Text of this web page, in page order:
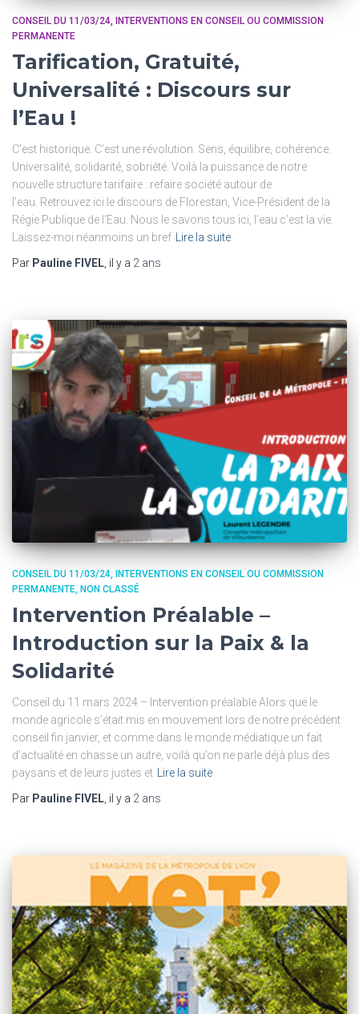
CONSEIL DU 11/03/24 INTERVENTIONS EN CONSEIL OU COMMISSION
PERMANENTE
Tarification, Gratuité,
Universalité : Discours sur
l’Eau !
C’est historique. C’est une révolution. Sens, équilibre, cohérence.
Universalité, solidarité, sobriété. Voilà la puissance de notre
nouvelle structure tarifaire : refaire société autour de
l’eau. Retrouvez ici le discours de Florestan, Vice-Président de la
Régie Publique de l’Eau. Nous le savons tous ici, l’eau c’est la vie.
Laissez-moi néanmoins un bref Lire la suite
Par Pauline FIVEL , il y a 2 ans
CONSEIL DU 11/03/24
INTERVENTIONS EN CONSEIL OU COMMISSION
PERMANENTE NON CLASSÉ
Intervention Préalable –
Introduction sur la Paix & la
Solidarité
Conseil du 11 mars 2024 – Intervention préalable Alors que le
monde agricole s’était mis en mouvement lors de notre précédent
conseil fin janvier, et comme dans le monde médiatique un fait
d’actualité en chasse un autre, voilà qu’on ne parle déjà plus des
paysans et de leurs justes et Lire la suite
Par Pauline FIVEL, il y a 2 ans